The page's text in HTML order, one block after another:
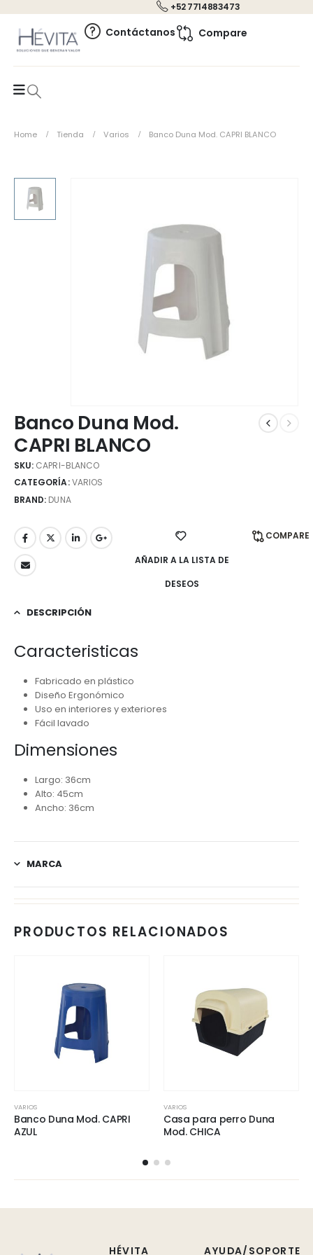
+52 7714883473
Contáctanos Compare
Home Tienda Varios Banco Duna Mod. CAPRI BLANCO
Banco Duna Mod.
CAPRI BLANCO
SKU: CAPRI-BLANCO
CATEGORÍA:VARIOS
BRAND: DUNA
AÑADIR A LA LISTA DE
DESEOS
COMPARE
DESCRIPCIÓN
Caracteristicas
Fabricado en plástico
Diseño Ergonómico
Uso en interiores y exteriores
Fácil lavado
Dimensiones
Largo: 36cm
Alto: 45cm
Ancho: 36cm
MARCA
PRODUCTOS RELACIONADOS
VARIOS
Banco Duna Mod. CAPRI
AZUL
VARIOS
Casa para perro Duna
Mod. CHICA
HÉVITA AYUDA/SOPORTE